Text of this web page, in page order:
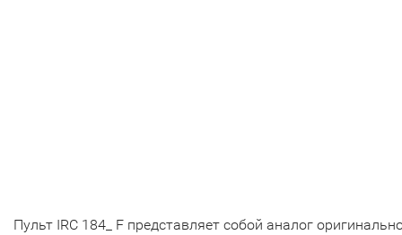
Пульт IRC 184_ F представляет собой аналог